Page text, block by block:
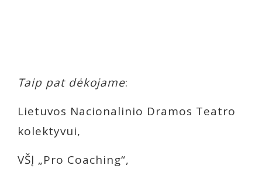
Taip pat dėkojame:
Lietuvos Nacionalinio Dramos Teatro
kolektyvui,
VŠĮ „Pro Coaching“,